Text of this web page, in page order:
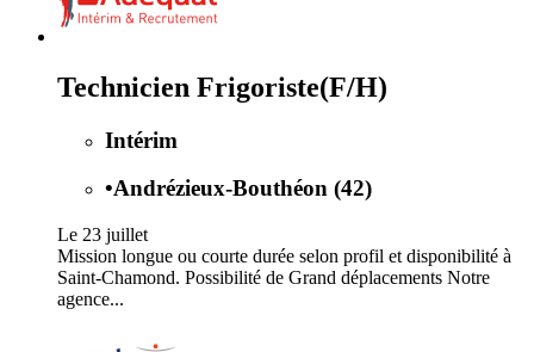
Technicien Frigoriste(F/H)
Intérim
•Andrézieux-Bouthéon (42)
Le 23 juillet
Mission longue ou courte durée selon profil et disponibilité à
Saint-Chamond. Possibilité de Grand déplacements Notre
agence...